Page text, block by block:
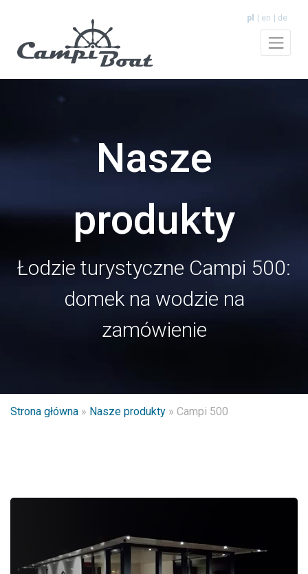
pl en de
Nasze
produkty
Łodzie turystyczne Campi 500:
domek na wodzie na
zamówienie
Strona główna » Nasze produkty » Campi 500